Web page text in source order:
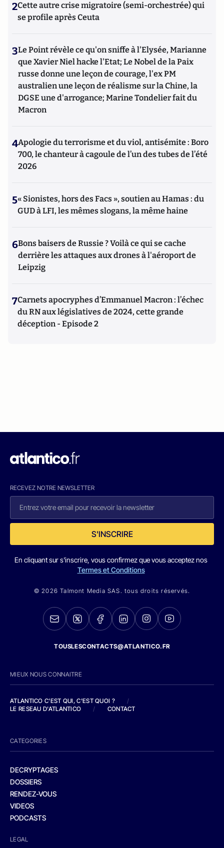
2Cette autre crise migratoire (semi-orchestrée) qui
se profile après Ceuta
3Le Point révèle ce qu'on sniffe à l'Elysée, Marianne
que Xavier Niel hacke l'Etat; Le Nobel de la Paix
russe donne une leçon de courage, l'ex PM
australien une leçon de réalisme sur la Chine, la
DGSE une d'arrogance; Marine Tondelier fait du
Macron
4Apologie du terrorisme et du viol, antisémite : Boro
700, le chanteur à cagoule de l’un des tubes de l’été
2026
5« Sionistes, hors des Facs », soutien au Hamas : du
GUD à LFI, les mêmes slogans, la même haine
6Bons baisers de Russie ? Voilà ce qui se cache
derrière les attaques aux drones à l'aéroport de
Leipzig
7Carnets apocryphes d’Emmanuel Macron : l’échec
du RN aux législatives de 2024, cette grande
déception - Episode 2
RECEVEZ NOTRE NEWSLETTER
S'INSCRIRE
En cliquant sur s'inscrire, vous confirmez que vous acceptez nos
Termes et Conditions
© 2026 Talmont Media SAS. tous droits réservés.
TOUSLESCONTACTS@ATLANTICO.FR
MIEUX NOUS CONNAITRE
ATLANTICO C'EST QUI, C'EST QUOI ?
/
LE RESEAU D'ATLANTICO
/ CONTACT
CATEGORIES
DECRYPTAGES
DOSSIERS
RENDEZ-VOUS
VIDEOS
PODCASTS
LEGAL